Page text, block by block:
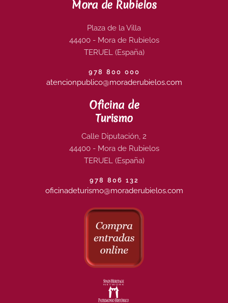
Mora de Rubielos
Plaza de la Villa
44400 - Mora de Rubielos
TERUEL (España)
978 800 000
atencionpublico@moraderubielos.com
Oficina de
Turismo
Calle Diputación, 2
44400 - Mora de Rubielos
TERUEL (España)
978 806 132
oficinadeturismo@moraderubielos.com